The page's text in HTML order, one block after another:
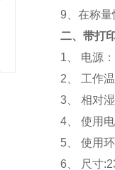
9、在称
二、带打
1、 电源
2、 工作
3、 相对
4、 使用
5、 使用
6、 尺寸